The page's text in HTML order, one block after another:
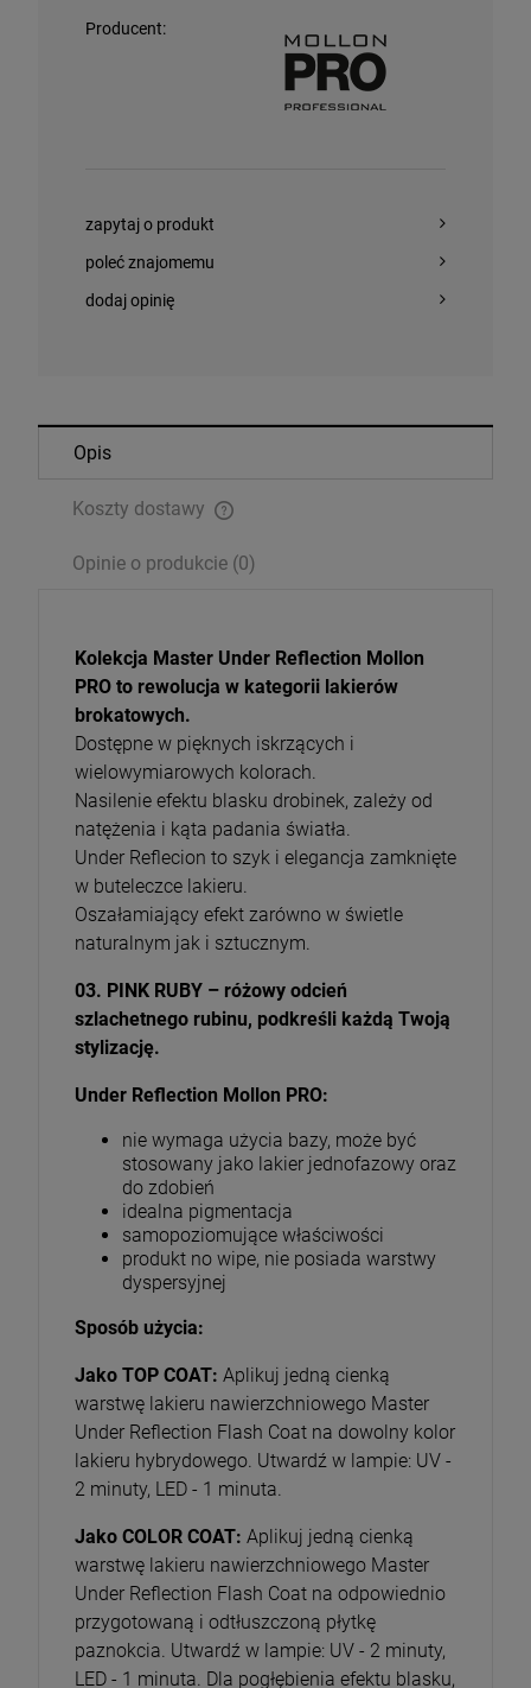
Producent:
zapytaj o produkt
poleć znajomemu
dodaj opinię
Opis
Koszty dostawy
Opinie o produkcie (0)
Kolekcja Master Under Reflection Mollon
PRO to rewolucja w kategorii lakierów
brokatowych.
Dostępne w pięknych iskrzących i
wielowymiarowych kolorach.
Nasilenie efektu blasku drobinek, zależy od
natężenia i kąta padania światła.
Under Reflecion to szyk i elegancja zamknięte
w buteleczce lakieru.
Oszałamiający efekt zarówno w świetle
naturalnym jak i sztucznym.
03. PINK RUBY – różowy odcień
szlachetnego rubinu, podkreśli każdą Twoją
stylizację.
Under Reflection Mollon PRO:
nie wymaga użycia bazy, może być
stosowany jako lakier jednofazowy oraz
do zdobień
idealna pigmentacja
samopoziomujące właściwości
produkt no wipe, nie posiada warstwy
dyspersyjnej
Sposób użycia:
Jako TOP COAT: Aplikuj jedną cienką
warstwę lakieru nawierzchniowego Master
Under Reflection Flash Coat na dowolny kolor
lakieru hybrydowego. Utwardź w lampie: UV -
2 minuty, LED - 1 minuta.
Jako COLOR COAT: Aplikuj jedną cienką
warstwę lakieru nawierzchniowego Master
Under Reflection Flash Coat na odpowiednio
przygotowaną i odtłuszczoną płytkę
paznokcia. Utwardź w lampie: UV - 2 minuty,
LED - 1 minuta. Dla pogłębienia efektu blasku,